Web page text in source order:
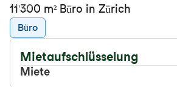
Previous slide
11'300 m² Büro in Zürich
Büro
Mietaufschlüsselung
Miete